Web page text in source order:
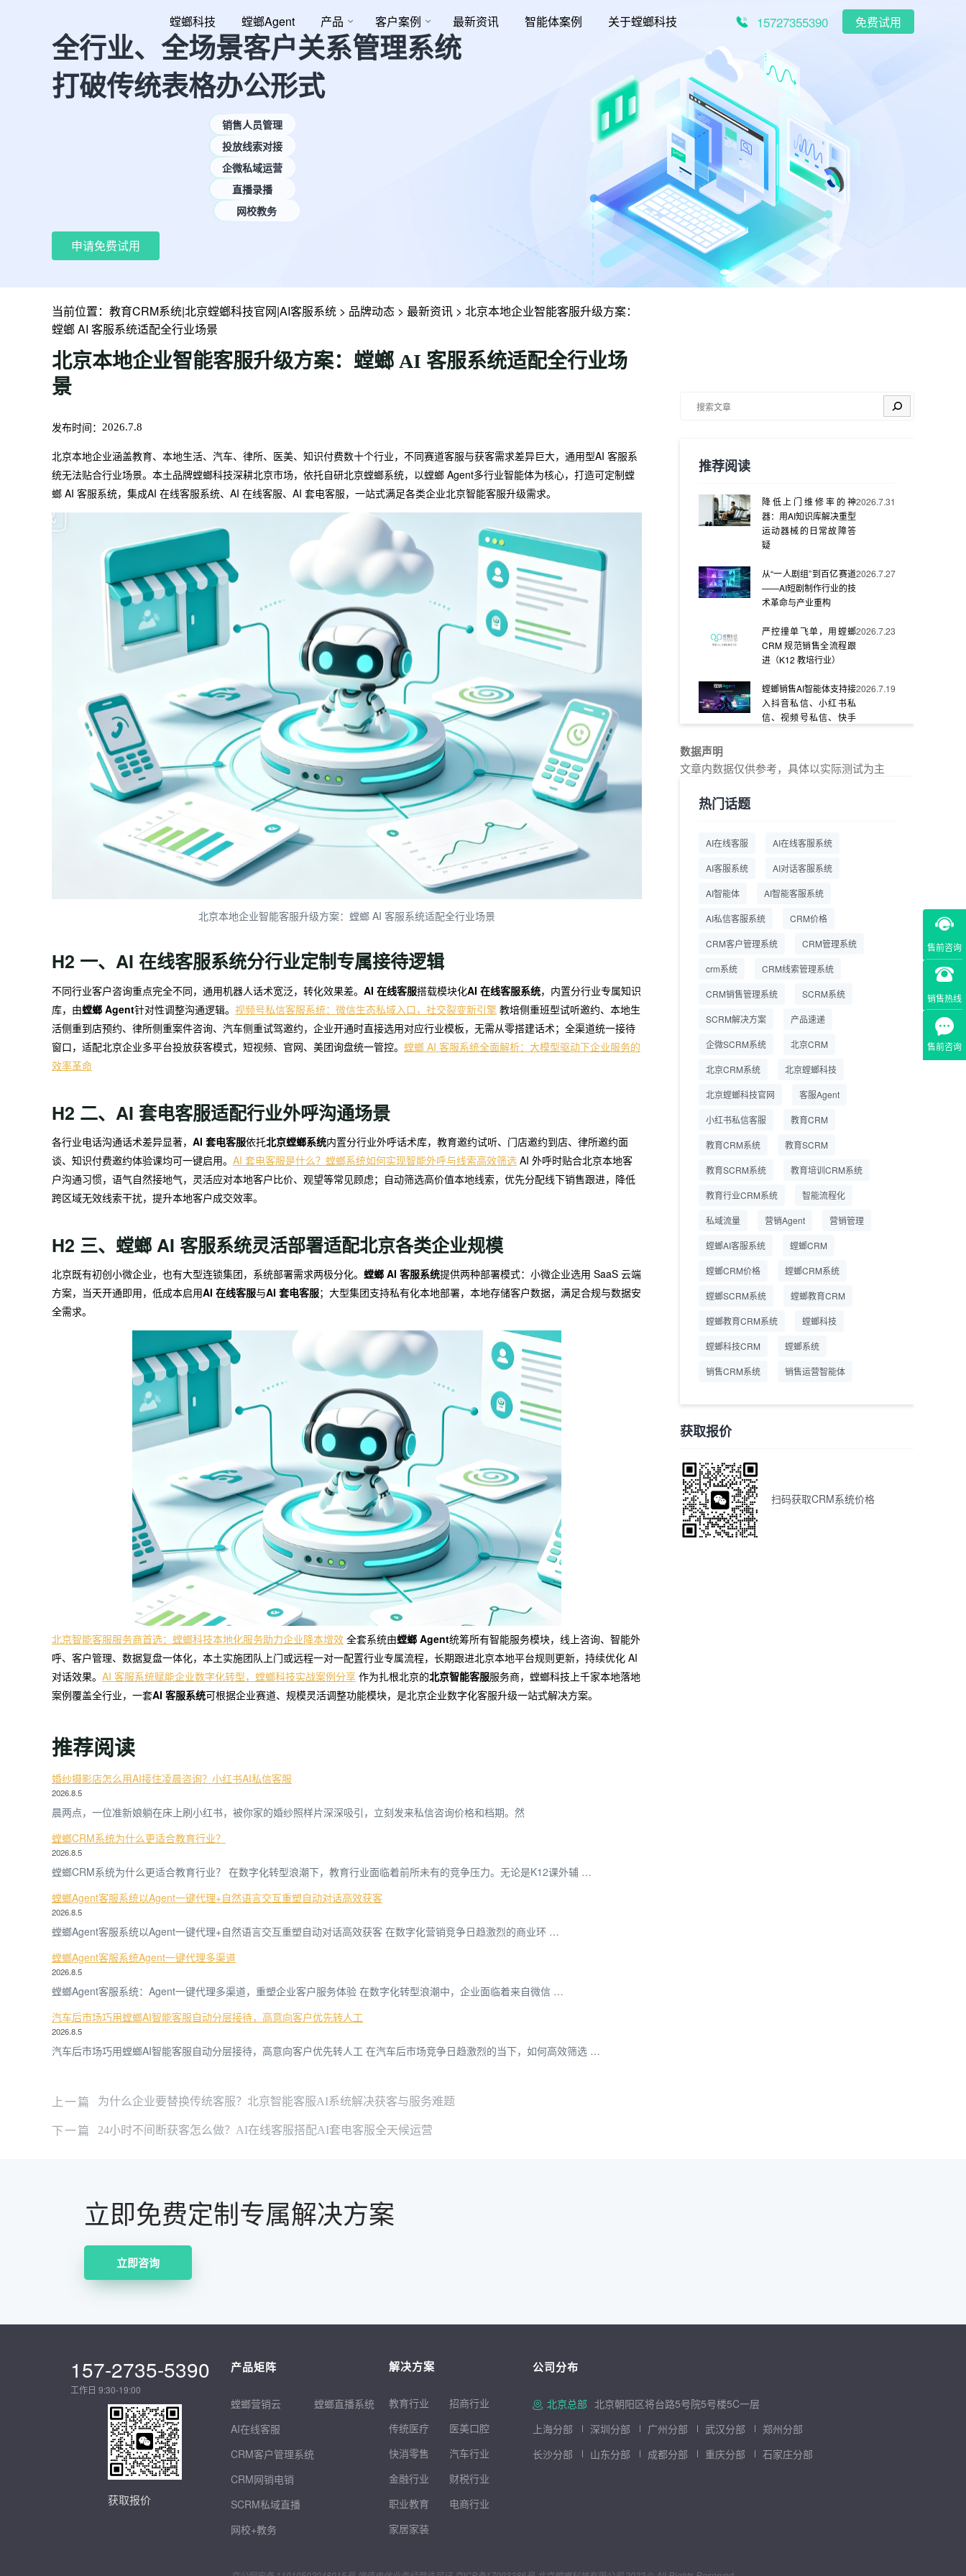
螳螂科技 螳螂Agent 产品 客户案例 最新资讯 智能体案例 关于螳螂科技 15727355390 免费试用
全行业、全场景客户关系管理系统
打破传统表格办公形式
销售人员管理
投放线索对接
企微私域运营
直播录播
网校教务
申请免费试用
售前咨询
销售热线
售前咨询
当前位置： 教育CRM系统|北京螳螂科技官网|AI客服系统 > 品牌动态 > 最新资讯 > 北京本地企业智能客服升级方案：
螳螂 AI 客服系统适配全行业场景
北京本地企业智能客服升级方案：螳螂 AI 客服系统适配全行业场
景
发布时间： 2026.7.8
北京本地企业涵盖教育、本地生活、汽车、律所、医美、知识付费数十个行业，不同赛道客服与获客需求差异巨大，通用型AI 客服系
统无法贴合行业场景。本土品牌螳螂科技深耕北京市场，依托自研北京螳螂系统，以螳螂 Agent多行业智能体为核心，打造可定制螳
螂 AI 客服系统，集成AI 在线客服系统、AI 在线客服、AI 套电客服，一站式满足各类企业北京智能客服升级需求。
北京本地企业智能客服升级方案：螳螂 AI 客服系统适配全行业场景
H2 一、AI 在线客服系统分行业定制专属接待逻辑
不同行业客户咨询重点完全不同，通用机器人话术宽泛，转化效果差。 AI 在线客服搭载模块化AI 在线客服系统，内置分行业专属知识
库，由螳螂 Agent针对性调整沟通逻辑。 视频号私信客服系统：微信生态私域入口，社交裂变新引擎 教培侧重班型试听邀约、本地生
活侧重到店预约、律所侧重案件咨询、汽车侧重试驾邀约，企业开通时直接选用对应行业模板，无需从零搭建话术；全渠道统一接待
窗口，适配北京企业多平台投放获客模式，短视频、官网、美团询盘统一管控。 螳螂 AI 客服系统全面解析：大模型驱动下企业服务的
效率革命
H2 二、AI 套电客服适配行业外呼沟通场景
各行业电话沟通话术差异显著， AI 套电客服依托北京螳螂系统内置分行业外呼话术库，教育邀约试听、门店邀约到店、律所邀约面
谈、知识付费邀约体验课均可一键启用。 AI 套电客服是什么？螳螂系统如何实现智能外呼与线索高效筛选 AI 外呼时贴合北京本地客
户沟通习惯，语气自然接地气，灵活应对本地客户比价、观望等常见顾虑；自动筛选高价值本地线索，优先分配线下销售跟进，降低
跨区域无效线索干扰，提升本地客户成交效率。
H2 三、螳螂 AI 客服系统灵活部署适配北京各类企业规模
北京既有初创小微企业，也有大型连锁集团，系统部署需求两极分化。 螳螂 AI 客服系统提供两种部署模式：小微企业选用 SaaS 云端
方案，当天开通即用，低成本启用AI 在线客服与AI 套电客服；大型集团支持私有化本地部署，本地存储客户数据，满足合规与数据安
全需求。
北京智能客服服务商首选：螳螂科技本地化服务助力企业降本增效 全套系统由螳螂 Agent统筹所有智能服务模块，线上咨询、智能外
呼、客户管理、数据复盘一体化，本土实施团队上门或远程一对一配置行业专属流程，长期跟进北京本地平台规则更新，持续优化 AI
对话效果。 AI 客服系统赋能企业数字化转型，螳螂科技实战案例分享 作为扎根北京的北京智能客服服务商，螳螂科技上千家本地落地
案例覆盖全行业，一套AI 客服系统可根据企业赛道、规模灵活调整功能模块，是北京企业数字化客服升级一站式解决方案。
推荐阅读
婚纱摄影店怎么用AI接住凌晨咨询？小红书AI私信客服
2026.8.5
晨两点，一位准新娘躺在床上刷小红书，被你家的婚纱照样片深深吸引，立刻发来私信咨询价格和档期。然
螳螂CRM系统为什么更适合教育行业？
2026.8.5
螳螂CRM系统为什么更适合教育行业？ 在数字化转型浪潮下，教育行业面临着前所未有的竞争压力。无论是K12课外辅 …
螳螂Agent客服系统以Agent一键代理+自然语言交互重塑自动对话高效获客
2026.8.5
螳螂Agent客服系统以Agent一键代理+自然语言交互重塑自动对话高效获客 在数字化营销竞争日趋激烈的商业环 …
螳螂Agent客服系统Agent一键代理多渠道
2026.8.5
螳螂Agent客服系统：Agent一键代理多渠道，重塑企业客户服务体验 在数字化转型浪潮中，企业面临着来自微信 …
汽车后市场巧用螳螂AI智能客服自动分层接待，高意向客户优先转人工
2026.8.5
汽车后市场巧用螳螂AI智能客服自动分层接待，高意向客户优先转人工 在汽车后市场竞争日趋激烈的当下，如何高效筛选 …
搜索
推荐阅读
降低上门维修率的神
器：用AI知识库解决重型
运动器械的日常故障答
疑
2026.7.31
从“一人剧组”到百亿赛道
——AI短剧制作行业的技
术革命与产业重构
2026.7.27
严控撞单飞单，用螳螂
CRM 规范销售全流程跟
进（K12 教培行业）
2026.7.23
螳螂销售AI智能体支持接
入抖音私信、小红书私
信、视频号私信、快手
2026.7.19
螳螂系统专为K12/职业
交：螳螂科技销售AI智能
一站式SCRM系统企微
全流程
商用SCRM系统企微工
营成本
2026.7.14
企业微信 私域用户精细
螳螂教育CRM助力教培
机构精细化运营
数据声明
文章内数据仅供参考，具体以实际测试为主
热门话题
AI在线客服 AI在线客服系统
AI客服系统 AI对话客服系统
AI智能体 AI智能客服系统
AI私信客服系统 CRM价格
CRM客户管理系统 CRM管理系统
crm系统 CRM线索管理系统
CRM销售管理系统 SCRM系统
SCRM解决方案 产品速递
企微SCRM系统 北京CRM
北京CRM系统 北京螳螂科技
北京螳螂科技官网 客服Agent
小红书私信客服 教育CRM
教育CRM系统 教育SCRM
教育SCRM系统 教育培训CRM系统
教育行业CRM系统 智能流程化
私域流量 营销Agent 营销管理
螳螂AI客服系统 螳螂CRM
螳螂CRM价格 螳螂CRM系统
螳螂SCRM系统 螳螂教育CRM
螳螂教育CRM系统 螳螂科技
螳螂科技CRM 螳螂系统
销售CRM系统 销售运营智能体
获取报价
扫码获取CRM系统价格
上一篇 为什么企业要替换传统客服？北京智能客服AI系统解决获客与服务难题
下一篇 24小时不间断获客怎么做？AI在线客服搭配AI套电客服全天候运营
立即免费定制专属解决方案
立即咨询
157-2735-5390
工作日 9:30-19:00
获取报价
产品矩阵
螳螂营销云
AI在线客服
CRM客户管理系统
CRM网销电销
SCRM私域直播
网校+教务
螳螂直播系统
解决方案
教育行业 招商行业
传统医疗
医美口腔
快消零售
汽车行业
金融行业
财税行业
职业教育
电商行业
家居家装
公司分布
北京总部 北京朝阳区将台路5号院5号楼5C一层
上海分部
深圳分部 广州分部 武汉分部
郑州分部
长沙分部
山东分部 成都分部 重庆分部 石家庄分部